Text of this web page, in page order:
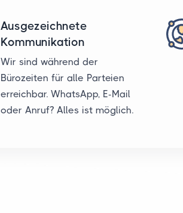
Ausgezeichnete
Kommunikation
Wir sind während der
Bürozeiten für alle Parteien
erreichbar. WhatsApp, E-Mail
oder Anruf? Alles ist möglich.